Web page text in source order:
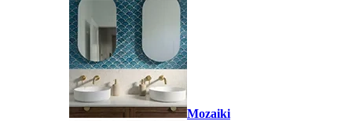
Mozaiki